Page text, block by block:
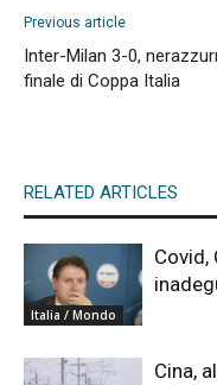
Previous article
Inter-Milan 3-0,
finale di Coppa Italia
RELATED ARTICLES
Italia / Mondo
Covid,
Cina,